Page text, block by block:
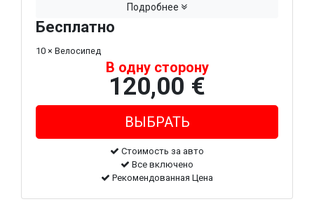
Подробнее
Бесплатно
10 × Велосипед
В одну сторону
120,00 €
Стоимость за авто
Все включено
Рекомендованная Цена